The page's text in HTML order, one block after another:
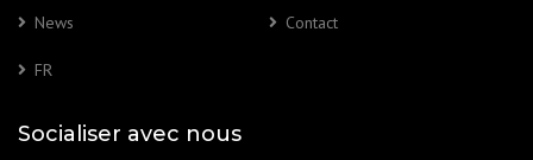
News Contact
FR
Socialiser avec nous